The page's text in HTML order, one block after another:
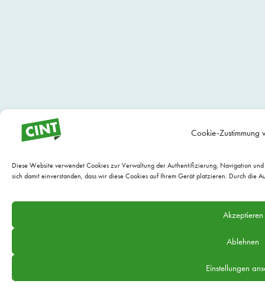
Cookie-Zustimmung
Diese Website verwendet Cookies zur Verwaltung der Authentifizierung, Navigation
sich damit einverstanden, dass wir diese Cookies auf Ihrem Gerät platzieren. Durch die
Akzeptieren
Ablehnen
Einstellungen